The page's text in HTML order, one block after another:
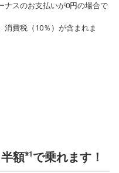
ナスのお支払いが0円の場合で
費税（10％）が含まれま
額※1 で乗れます！